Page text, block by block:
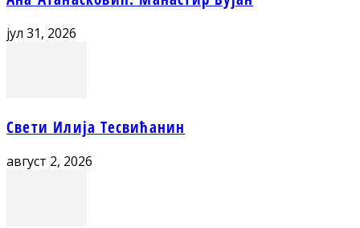
јул 31, 2026
Свети Илија Тесвићанин
август 2, 2026